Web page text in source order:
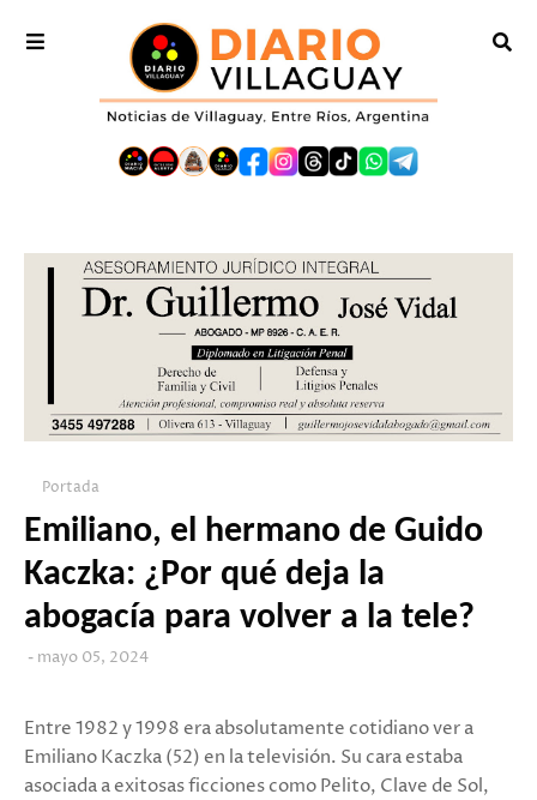
Portada
Emiliano, el hermano de Guido
Kaczka: ¿Por qué deja la
abogacía para volver a la tele?
mayo 05, 2024
Entre 1982 y 1998 era absolutamente cotidiano ver a
Emiliano Kaczka (52) en la televisión. Su cara estaba
asociada a exitosas ficciones como Pelito, Clave de Sol,